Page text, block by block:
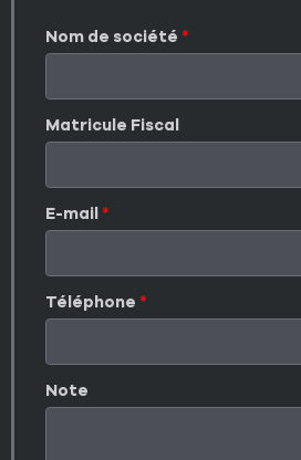
Nom de société
Matricule Fiscal
E-mail
Téléphone
Note